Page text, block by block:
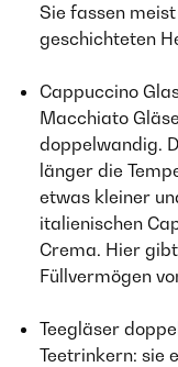
Sie fassen
geschichteten
Cappuccino
Macchiato
doppelwandig.
länger die
etwas kleiner
italienischen
Crema. Hier
Füllvermögen
Teegläser
Teetrinkern: sie